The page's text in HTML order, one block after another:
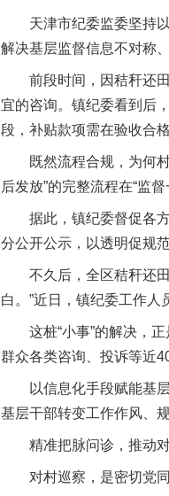
天津市纪委监委坚持以
解决基层监督信息不对称
前段时间，因秸秆还田
宜的咨询。镇纪委看到后
段，补贴款项需在验收合
既然流程合规，为何村
后发放”的完整流程在“监
据此，镇纪委督促各方
分公开公示，以透明促规
不久后，全区秸秆还田
白。”近日，镇纪委工作人
这桩“小事”的解决，正
群众各类咨询、投诉等近
以信息化手段赋能基层
基层干部转变工作作风、
精准把脉问诊，推动对
对村巡察，是密切党同